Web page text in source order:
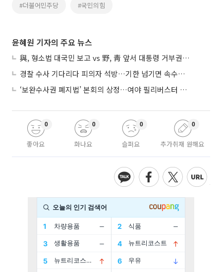
#더불어민주당 #국민의힘
윤혜원 기자의 주요 뉴스
與, 형소법 대국민 보고 vs 野, 靑 앞서 대통령 거부권 촉구
경찰 수사 기다리다 피의자 석방…기한 넘기면 속수무책
‘보완수사권 폐지법’ 본회의 상정…여야 필리버스터 대치
좋아요
0
화나요
0
슬퍼요
0
추가취재 원해요
0